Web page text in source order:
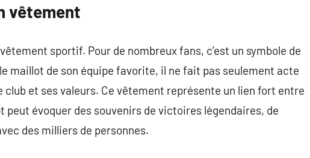
vêtement
sportif. Pour de nombreux fans, c’est un symbole de
maillot de son équipe favorite, il ne fait pas seulement acte
et ses valeurs. Ce vêtement représente un lien fort entre
évoquer des souvenirs de victoires légendaires, de
des milliers de personnes.